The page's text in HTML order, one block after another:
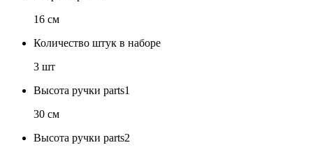
16 см
Количество штук в наборе
3 шт
Высота ручки parts1
30 см
Высота ручки parts2